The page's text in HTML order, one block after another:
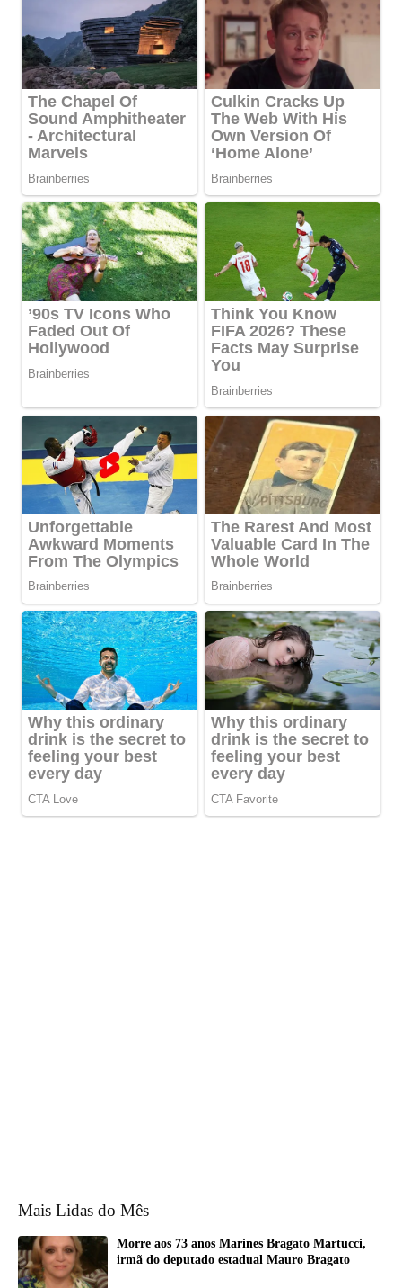
Mais Lidas do Mês
Morre aos 73 anos Marines Bragato Martucci,
irmã do deputado estadual Mauro Bragato